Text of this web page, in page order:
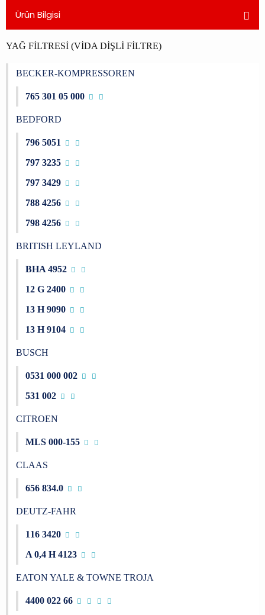
Ürün Bilgisi
YAĞ FİLTRESİ (VİDA DİŞLİ FİLTRE)
BECKER-KOMPRESSOREN
765 301 05 000
BEDFORD
796 5051
797 3235
797 3429
788 4256
798 4256
BRITISH LEYLAND
BHA 4952
12 G 2400
13 H 9090
13 H 9104
BUSCH
0531 000 002
531 002
CITROEN
MLS 000-155
CLAAS
656 834.0
DEUTZ-FAHR
116 3420
A 0,4 H 4123
EATON YALE & TOWNE TROJA
4400 022 66